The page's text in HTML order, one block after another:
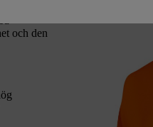
med
och den